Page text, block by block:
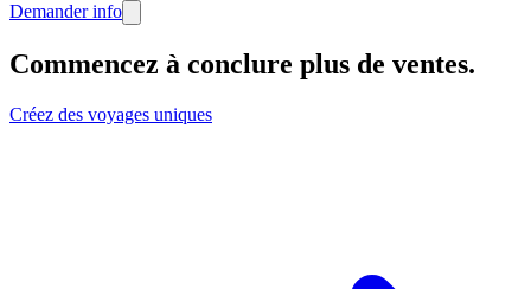
Demander info
Commencez à conclure plus de ventes.
Créez des voyages uniques